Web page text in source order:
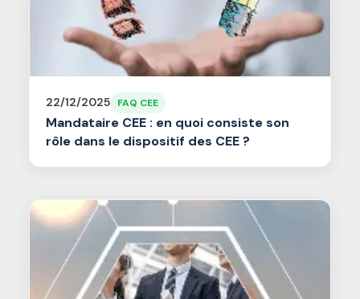
22/12/2025 FAQ CEE
Mandataire CEE : en quoi consiste son
rôle dans le dispositif des CEE ?